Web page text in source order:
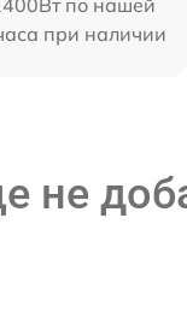
по нашей
при наличии
не